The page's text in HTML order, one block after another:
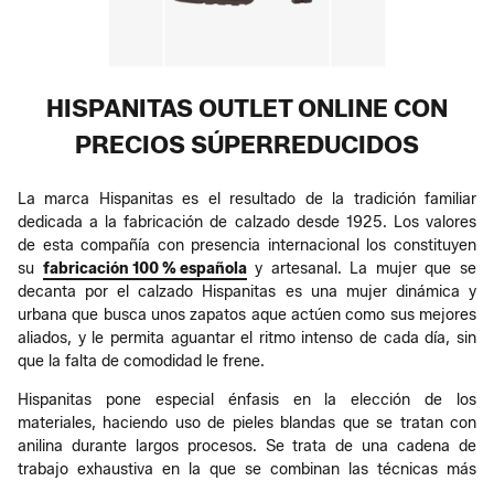
HISPANITAS OUTLET ONLINE CON
PRECIOS SÚPERREDUCIDOS
La marca Hispanitas es el resultado de la tradición familiar
dedicada a la fabricación de calzado desde 1925. Los valores
de esta compañía con presencia internacional los constituyen
su fabricación 100 % españolay artesanal. La mujer que se
decanta por el calzado Hispanitas es una mujer dinámica y
urbana que busca unos zapatos aque actúen como sus mejores
aliados, y le permita aguantar el ritmo intenso de cada día, sin
que la falta de comodidad le frene.
Hispanitas pone especial énfasis en la elección de los
materiales, haciendo uso de pieles blandas que se tratan con
anilina durante largos procesos. Se trata de una cadena de
trabajo exhaustiva en la que se combinan las técnicas más